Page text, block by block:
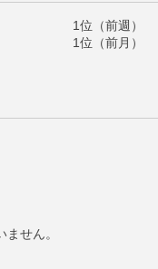
1位（前週）
1位（前月）
せん。